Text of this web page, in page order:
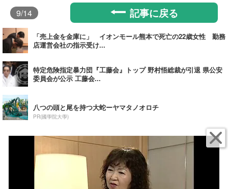
9/14 記事に戻る
「売上金を金庫に」 イオンモール熊本で死亡の22歳女性 勤務
店運営会社の指示受け...
特定危険指定暴力団『工藤会』トップ 野村悟総裁が引退 県公安
委員会が公示 工藤会...
八つの頭と尾を持つ大蛇ーヤマタノオロチ
PR(國學院大學)